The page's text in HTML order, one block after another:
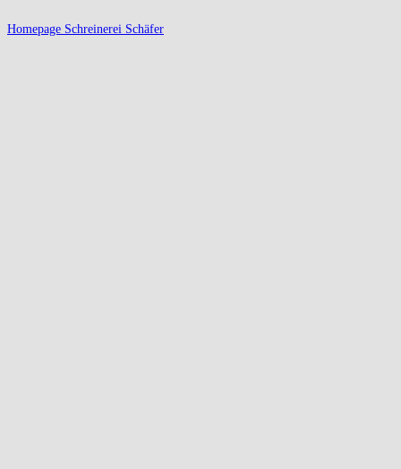
Homepage Schreinerei Schäfer